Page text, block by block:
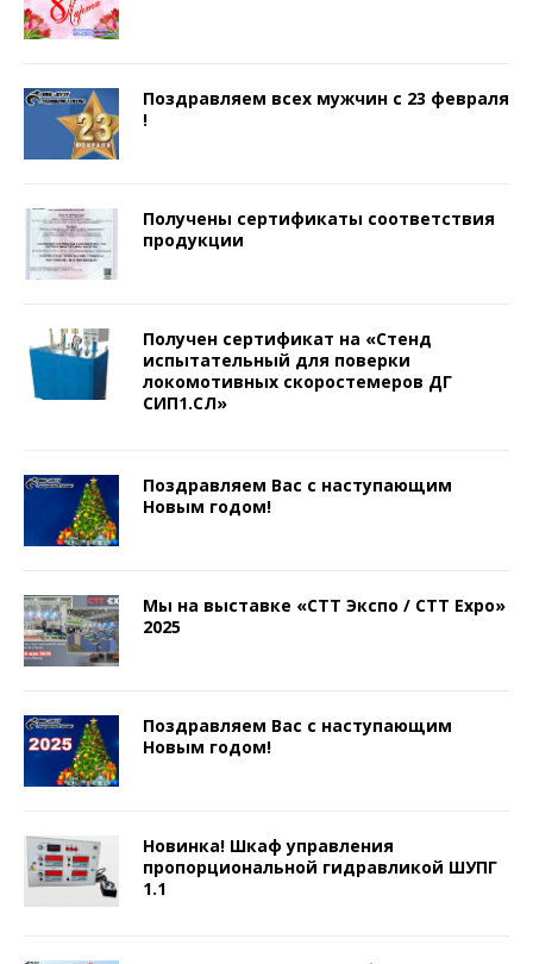
Поздравляем всех мужчин с 23 февраля
!
Получены сертификаты соответствия
продукции
Получен сертификат на «Стенд
испытательный для поверки
локомотивных скоростемеров ДГ
СИП1.СЛ»
Поздравляем Вас с наступающим
Новым годом!
Мы на выставке «СТТ Экспо / CTT Expo»
2025
Поздравляем Вас с наступающим
Новым годом!
Новинка! Шкаф управления
пропорциональной гидравликой ШУПГ
1.1